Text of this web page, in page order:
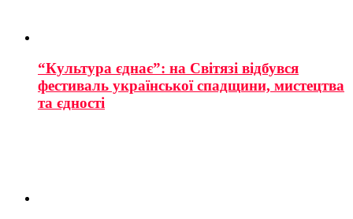
“Культура єднає”: на Світязі відбувся
фестиваль української спадщини, мистецтва
та єдності